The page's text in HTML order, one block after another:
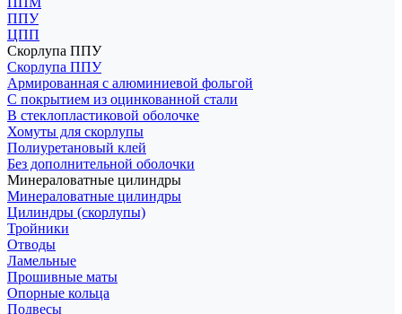
ППУ
ЦПП
Скорлупа ППУ
Скорлупа ППУ
Армированная с алюминиевой фольгой
С покрытием из оцинкованной стали
В стеклопластиковой оболочке
Хомуты для скорлупы
Полиуретановый клей
Без дополнительной оболочки
Минераловатные цилиндры
Минераловатные цилиндры
Цилиндры (скорлупы)
Тройники
Отводы
Ламельные
Прошивные маты
Опорные кольца
Подвесы